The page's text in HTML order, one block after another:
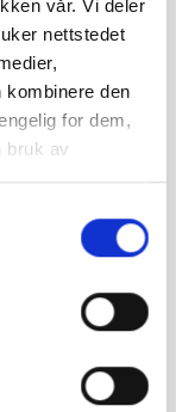
vår. Vi deler
nettstedet
kombinere den
for dem,
bruk av
Økonomisk
rådgivning
Økonomisk
rådgivning
kan
rekke ulike
områder,
inkludert
sparing,
investering,
pensjon,